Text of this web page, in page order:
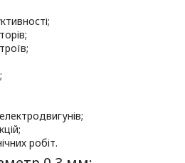
робіт.